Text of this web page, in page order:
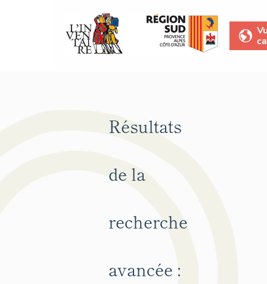
Résultats
de la
recherche
avancée :